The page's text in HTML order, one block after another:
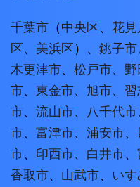
千葉市 （中央区、 花見
区、 美浜区）、 銚子市
木更津市、 松戸市、
市、 東金市、 旭市、
市、 流山市、 八千代市
市、 富津市、 浦安市、
市、 印西市、 白井市、
香取市、 山武市、 い